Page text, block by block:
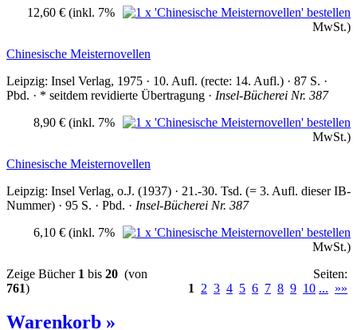
12,60 € (inkl. 7%
MwSt.)
Chinesische Meisternovellen
Leipzig: Insel Verlag, 1975 · 10. Aufl. (recte: 14. Aufl.) · 87 S. ·
Pbd. · * seitdem revidierte Übertragung · Insel-Bücherei Nr. 387
8,90 € (inkl. 7%
MwSt.)
Chinesische Meisternovellen
Leipzig: Insel Verlag, o.J. (1937) · 21.-30. Tsd. (= 3. Aufl. dieser IB-
Nummer) · 95 S. · Pbd. · Insel-Bücherei Nr. 387
6,10 € (inkl. 7%
MwSt.)
Zeige Bücher 1 bis 20 (von
761)
Seiten:
1
2 3 4 5 6 7 8 9 10 ... »»
Warenkorb »